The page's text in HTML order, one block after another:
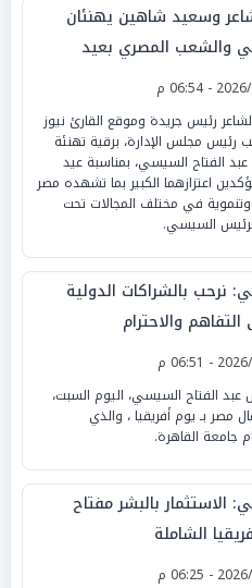
وسعيد شاهين يهنئان
والشعب المصري بعيد
رئيس جريدة وموقع القارئ نيوز
مجلس الإدارة، برقية تهنئة
الفتاح السيسي، بمناسبة عيد
اعتزازهما الكبير بما تشهده مصر
في مختلف المجالات تحت
السيسي.
نرحب بالشراكات الدولية
والاحترام
عبد الفتاح السيسي، اليوم السبت،
مصر بـ يوم أفريقيا ، والذي
جامعة القاهرة.
الاستثمار بالبشر مفتاح
الشاملة